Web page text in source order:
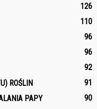
126
110
96
96
92
ROŚLIN
91
PAPY
90